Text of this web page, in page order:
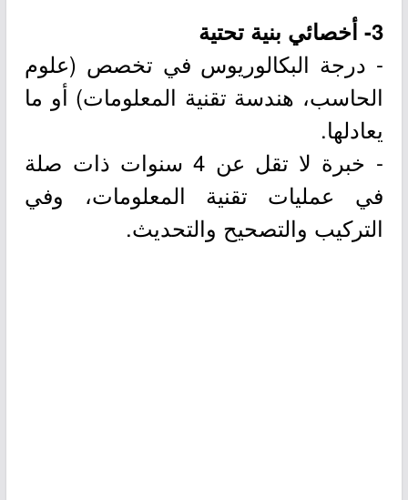
3- أخصائي بنية تحتية
- درجة البكالوريوس في تخصص (علوم
الحاسب، هندسة تقنية المعلومات) أو ما
يعادلها.
- خبرة لا تقل عن 4 سنوات ذات صلة
في عمليات تقنية المعلومات، وفي
التركيب والتصحيح والتحديث.